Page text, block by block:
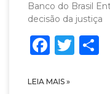
Banco do Brasil
decisão da
LEIA MAIS »